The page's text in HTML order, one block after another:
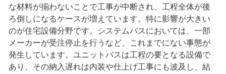
な材料が揃わないことで工事が中断され、工程全体が後
ろ倒しになるケースが増えています。特に影響が大きい
のが住宅設備分野です。システムバスにおいては、一部
メーカーが受注停止を行うなど、これまでにない事態が
発生しています。ユニットバスは工程の要となる設備で
あり、その納入遅れは内装や仕上げ工事にも波及し、結